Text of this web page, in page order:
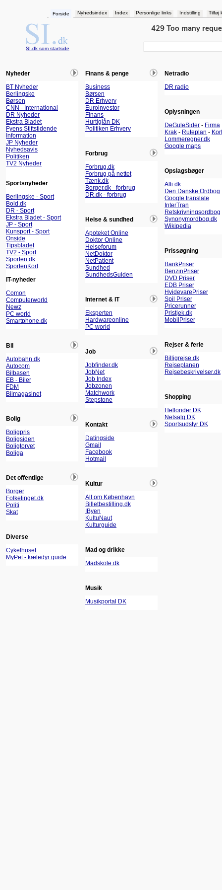
Forside Nyhedsindex Index Personlige links Indstilling Tilføj
SI.dk som startside
Nyheder
BT Nyheder
Berlingske
Børsen
CNN - International
DR Nyheder
Ekstra Bladet
Fyens Stiftstidende
Information
JP Nyheder
Nyhedsavis
Politiken
TV2 Nyheder
Sportsnyheder
Berlingske - Sport
Bold.dk
DR - Sport
Ekstra Bladet - Sport
JP - Sport
Kunsport - Sport
Onside
Tipsbladet
TV2 - Sport
Sporten.dk
SportenKort
IT-nyheder
Comon
Computerworld
Newz
PC world
Smartphone.dk
Bil
Autobahn.dk
Autocom
Bilbasen
EB - Biler
FDM
Bilmagasinet
Bolig
Boligpris
Boligsiden
Boligtorvet
Boliga
Det offentlige
Borger
Folketinget.dk
Politi
Skat
Diverse
Cykelhuset
MyPet - kæledyr guide
Finans & penge
Business
Børsen
DR Erhverv
Euroinvestor
Finans
Hurtiglån DK
Politiken Erhverv
Forbrug
Forbrug.dk
Forbrug på nettet
Tænk.dk
Borger.dk - forbrug
DR.dk - forbrug
Helse & sundhed
Apoteket Online
Doktor Online
Helseforum
NetDoktor
NetPatient
Sundhed
SundhedsGuiden
Internet & IT
Eksperten
Hardwareonline
PC world
Job
Jobfinder.dk
JobNet
Job Index
Jobzonen
Matchwork
Stepstone
Kontakt
Datingside
Gmail
Facebook
Hotmail
Kultur
Alt om København
Billetbestilling.dk
IByen
KultuNaut
Kulturguide
Mad og drikke
Madskole.dk
Musik
Musikportal DK
Netradio
DR radio
Oplysningen
DeGuleSider - Firma
Krak - Ruteplan - Kort
Lommeregner.dk
Google maps
Opslagsbøger
Alti.dk
Den Danske Ordbog
Google translate
InterTran
Retskrivningsordbog
Synonymordbog.dk
Wikipedia
Prissøgning
BankPriser
BenzinPriser
DVD Priser
EDB Priser
HvidevarePriser
Spil Priser
Pricerunner
Pristjek.dk
MobilPriser
Rejser & ferie
Billigrejse.dk
Rejseplanen
Rejsebeskrivelser.dk
Shopping
Hellorider DK
Netsalg DK
Sportsudstyr DK